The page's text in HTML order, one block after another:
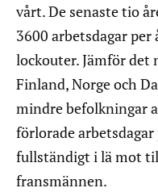
vårt. De senaste tio
3600 arbetsdagar
lockouter. Jämför det
Finland, Norge och
mindre befolkningar
förlorade arbetsdagar
fullständigt i lä mot
fransmännen.